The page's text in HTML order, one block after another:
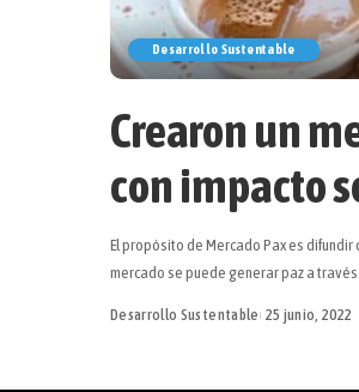
Desarrollo Sustentable
Crearon un
con impacto
El propósito de Mercado Pax es
mercado se puede generar paz a
Desarrollo Sustentable 25 junio, 2022